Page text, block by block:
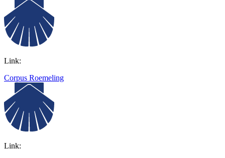
Link:
Corpus Roemeling
Link: